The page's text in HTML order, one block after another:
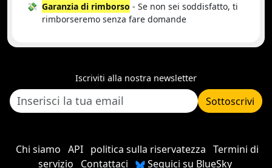
💸 Garanzia di rimborso - Se non sei soddisfatto, ti
rimborseremo senza fare domande
Iscriviti alla nostra newsletter
Sottoscrivi
Chi siamo API politica sulla riservatezza Termini di
servizio
Contattaci Seguici su BlueSky